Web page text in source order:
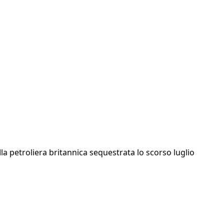
petroliera britannica sequestrata lo scorso luglio